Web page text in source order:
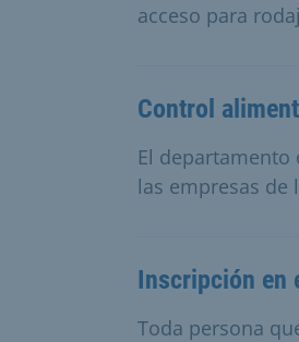
acceso para
Control
El
las empresas de
Inscripción en
Toda persona